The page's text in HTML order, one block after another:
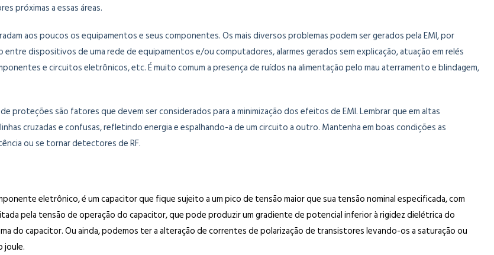
próximas a essas áreas.
aos poucos os equipamentos e seus componentes. Os mais diversos problemas podem ser gerados pela EMI, por
dispositivos de uma rede de equipamentos e/ou computadores, alarmes gerados sem explicação, atuação em relés
e circuitos eletrônicos, etc. É muito comum a presença de ruídos na alimentação pelo mau aterramento e blindagem,
são fatores que devem ser considerados para a minimização dos efeitos de EMI. Lembrar que em altas
cruzadas e confusas, refletindo energia e espalhando-a de um circuito a outro. Mantenha em boas condições as
ou se tornar detectores de RF.
eletrônico, é um capacitor que fique sujeito a um pico de tensão maior que sua tensão nominal especificada, com
pela tensão de operação do capacitor, que pode produzir um gradiente de potencial inferior à rigidez dielétrica do
do capacitor. Ou ainda, podemos ter a alteração de correntes de polarização de transistores levando-os a saturação ou
joule.